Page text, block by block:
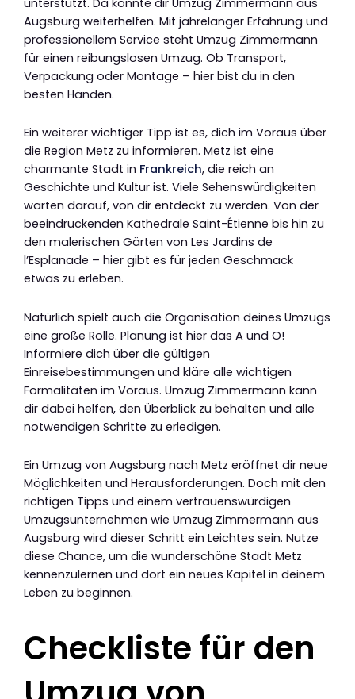
Augsburg weiterhelfen. Mit jahrelanger Erfahrung und
professionellem Service steht Umzug Zimmermann
für einen reibungslosen Umzug. Ob Transport,
Verpackung oder Montage – hier bist du in den
besten Händen.
Ein weiterer wichtiger Tipp ist es, dich im Voraus über
die Region Metz zu informieren. Metz ist eine
charmante Stadt in Frankreich, die reich an
Geschichte und Kultur ist. Viele Sehenswürdigkeiten
warten darauf, von dir entdeckt zu werden. Von der
beeindruckenden Kathedrale Saint-Étienne bis hin zu
den malerischen Gärten von Les Jardins de
l’Esplanade – hier gibt es für jeden Geschmack
etwas zu erleben.
Natürlich spielt auch die Organisation deines Umzugs
eine große Rolle. Planung ist hier das A und O!
Informiere dich über die gültigen
Einreisebestimmungen und kläre alle wichtigen
Formalitäten im Voraus. Umzug Zimmermann kann
dir dabei helfen, den Überblick zu behalten und alle
notwendigen Schritte zu erledigen.
Ein Umzug von Augsburg nach Metz eröffnet dir neue
Möglichkeiten und Herausforderungen. Doch mit den
richtigen Tipps und einem vertrauenswürdigen
Umzugsunternehmen wie Umzug Zimmermann aus
Augsburg wird dieser Schritt ein Leichtes sein. Nutze
diese Chance, um die wunderschöne Stadt Metz
kennenzulernen und dort ein neues Kapitel in deinem
Leben zu beginnen.
Checkliste für den